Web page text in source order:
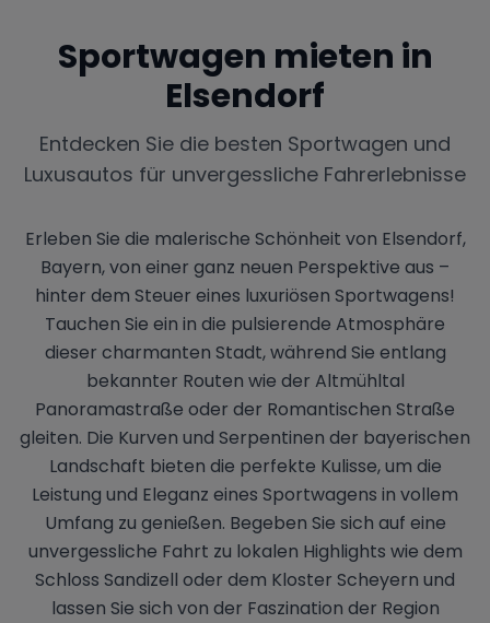
Sportwagen mieten in
Elsendorf
Entdecken Sie die besten Sportwagen und
Luxusautos für unvergessliche Fahrerlebnisse
Erleben Sie die malerische Schönheit von Elsendorf,
Bayern, von einer ganz neuen Perspektive aus –
hinter dem Steuer eines luxuriösen Sportwagens!
Tauchen Sie ein in die pulsierende Atmosphäre
dieser charmanten Stadt, während Sie entlang
bekannter Routen wie der Altmühltal
Panoramastraße oder der Romantischen Straße
gleiten. Die Kurven und Serpentinen der bayerischen
Landschaft bieten die perfekte Kulisse, um die
Leistung und Eleganz eines Sportwagens in vollem
Umfang zu genießen. Begeben Sie sich auf eine
unvergessliche Fahrt zu lokalen Highlights wie dem
Schloss Sandizell oder dem Kloster Scheyern und
lassen Sie sich von der Faszination der Region